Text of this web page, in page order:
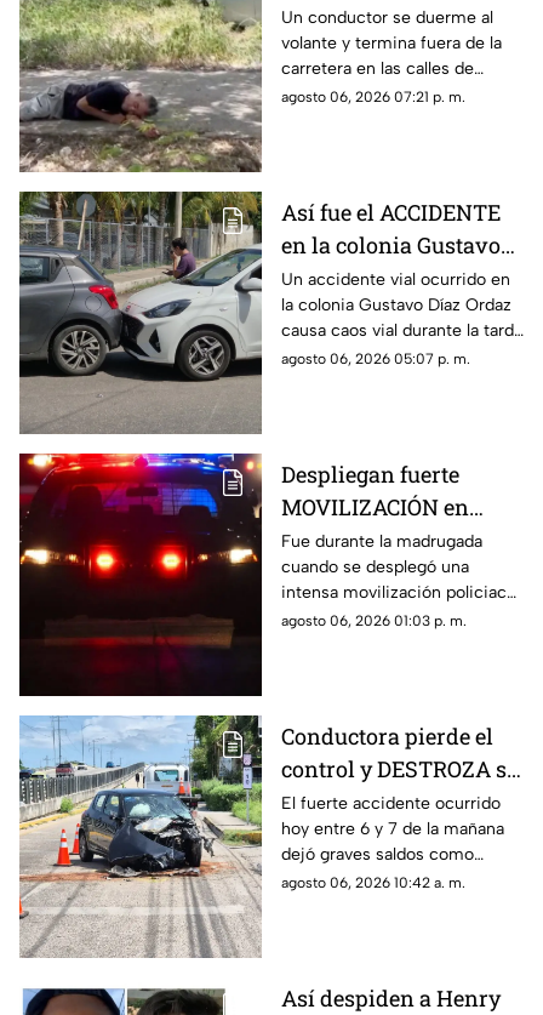
termina entre la
maleza en Ciudad
Caucel
Un conductor se duerme al
volante y termina fuera de la
carretera en las calles de
Ciudad Caucel, por lo que se
agosto 06, 2026 07:21 p. m.
Así fue el ACCIDENTE
en la colonia Gustavo
Díaz Ordaz que causó
CAOS VIAL este jueves
Un accidente vial ocurrido en
la colonia Gustavo Díaz Ordaz
causa caos vial durante la tarde
de este jueves 6 de agosto,
agosto 06, 2026 05:07 p. m.
Despliegan fuerte
MOVILIZACIÓN en
Progreso tras
PELIGROSO
HALLAZGO; esto
encontraron
Fue durante la madrugada
cuando se desplegó una
intensa movilización policiaca
en Progreso, luego de
agosto 06, 2026 01:03 p. m.
Conductora pierde el
control y DESTROZA su
auto; así fue el FUERTE
ACCIDENTE HOY en
Temozón Norte, Mérida
El fuerte accidente ocurrido
hoy entre 6 y 7 de la mañana
dejó graves saldos como
consecuencia en la zona de
agosto 06, 2026 10:42 a. m.
Así despiden a Henry